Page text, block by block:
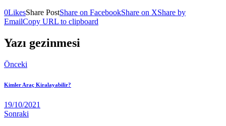
0LikesShare PostShare on FacebookShare on XShare by
EmailCopy URL to clipboard
Yazı gezinmesi
Önceki
Kimler Araç Kiralayabilir?
19/10/2021
Sonraki